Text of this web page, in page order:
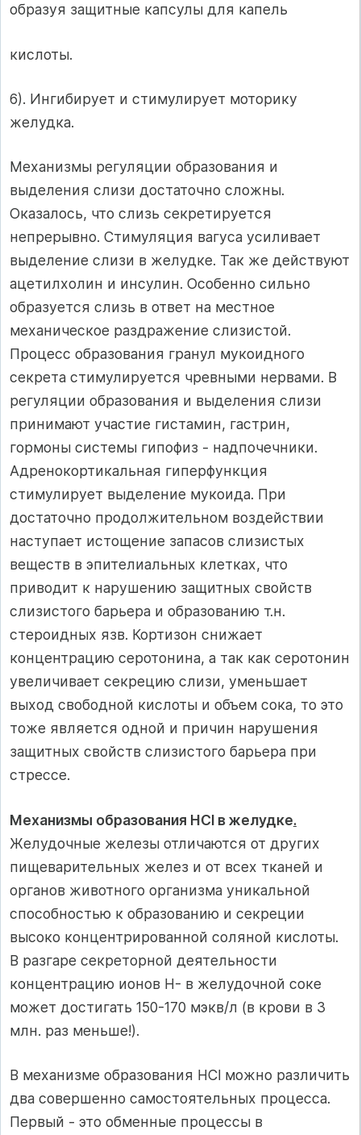
образуя защитные капсулы для капель
кислоты.
6). Ингибирует и стимулирует моторику
желудка.
Механизмы регуляции образования и
выделения слизи достаточно сложны.
Оказалось, что слизь секретируется
непрерывно. Стимуляция вагуса усиливает
выделение слизи в желудке. Так же действуют
ацетилхолин и инсулин. Особенно сильно
образуется слизь в ответ на местное
механическое раздражение слизистой.
Процесс образования гранул мукоидного
секрета стимулируется чревными нервами. В
регуляции образования и выделения слизи
принимают участие гистамин, гастрин,
гормоны системы гипофиз - надпочечники.
Адренокортикальная гиперфункция
стимулирует выделение мукоида. При
достаточно продолжительном воздействии
наступает истощение запасов слизистых
веществ в эпителиальных клетках, что
приводит к нарушению защитных свойств
слизистого барьера и образованию т.н.
стероидных язв. Кортизон снижает
концентрацию серотонина, а так как серотонин
увеличивает секрецию слизи, уменьшает
выход свободной кислоты и объем сока, то это
тоже является одной и причин нарушения
защитных свойств слизистого барьера при
стрессе.
Механизмы образования НCl в желудке.
Желудочные железы отличаются от других
пищеварительных желез и от всех тканей и
органов животного организма уникальной
способностью к образованию и секреции
высоко концентрированной соляной кислоты.
В разгаре секреторной деятельности
концентрацию ионов Н- в желудочной соке
может достигать 150-170 мэкв/л (в крови в 3
млн. раз меньше!).
В механизме образования HCl можно различить
два совершенно самостоятельных процесса.
Первый - это обменные процессы в